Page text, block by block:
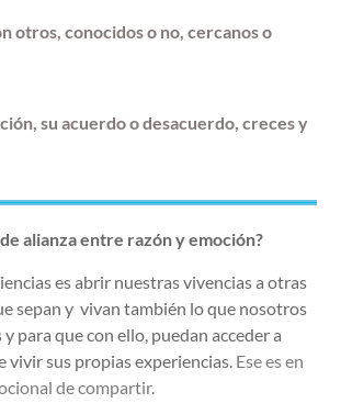
otros, conocidos o no, cercanos o
su acuerdo o desacuerdo, creces y
alianza entre razón y emoción?
es abrir nuestras vivencias a otras
sepan y vivan también lo que nosotros
para que con ello, puedan acceder a
vivir sus propias experiencias. Ese es en
de compartir.